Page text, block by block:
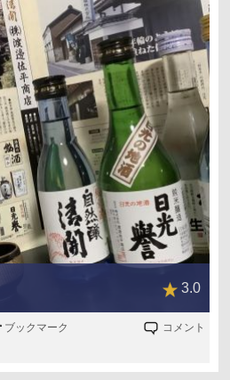
3.0
ブックマーク コメント